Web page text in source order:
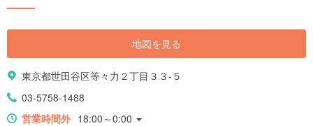
地図を見る
東京都世田谷区等々力２丁目３３-５
03-5758-1488
営業時間外 18:00～0:00